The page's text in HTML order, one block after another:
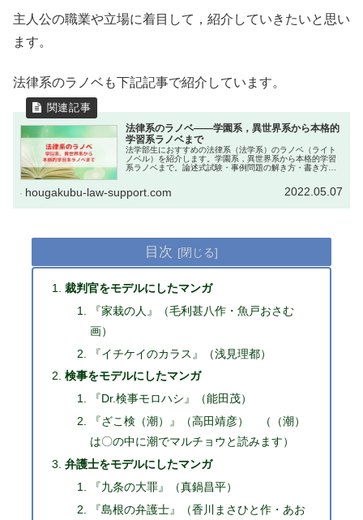
主人公の職業や立場に着目して，紹介していきたいと思い
ます。
法律系のラノベも下記記事で紹介しています。
法律系のラノベ――学園系，異世界系から本格的
学習系ラノベまで
法学部生におすすめの法律系（法学系）のラノベ（ライト
ノベル）を紹介します。学園系，異世界系から本格的学習
系ラノベまで。論述式試験・事例問題の解き方・書き方を
hougakubu-law-support.com 2022.05.07
目次
裁判官をモデルにしたマンガ
『家栽の人』（毛利甚八作・魚戸おさむ
画）
『イチケイのカラス』（浅見理都）
検事をモデルにしたマンガ
『Dr.検事モロハシ』（能田茂）
『ざこ検（潮）』（高田靖彦） （（潮）
は〇の中に潮でマルチョウと読みます）
弁護士をモデルにしたマンガ
『九条の大罪』（真鍋昌平）
『島根の弁護士』（香川まさひと作・あお